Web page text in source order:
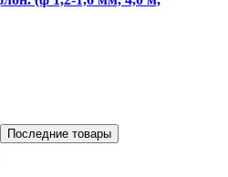
Последние товары